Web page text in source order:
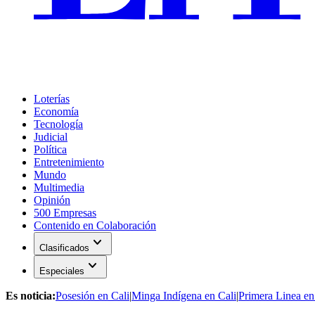
Loterías
Economía
Tecnología
Judicial
Política
Entretenimiento
Mundo
Multimedia
Opinión
500 Empresas
Contenido en Colaboración
Clasificados expand_more
Especiales expand_more
Es noticia:Posesión en Cali|Minga Indígena en Cali|Primera Linea